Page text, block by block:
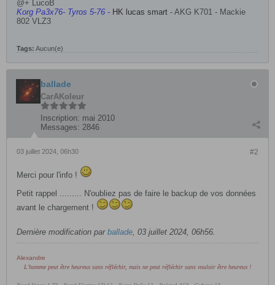
@+ LucoB
Korg Pa3x76- Tyros 5-76 - HK lucas smart - AKG K701 - Mackie
802 VLZ3
Tags: Aucun(e)
ballade
CarAKoleur
Inscription: mai 2010
Messages: 2846
#2
03 juillet 2024, 06h30
Merci pour l'info !
Petit rappel ......... N'oubliez pas de faire le backup de vos données
avant le chargement !
Dernière modification par ballade, 03 juillet 2024, 06h56.
Alexandre
L'homme peut être heureux sans réfléchir, mais ne peut réfléchir sans vouloir être heureux !